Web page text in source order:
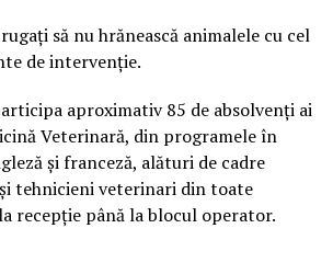
să nu hrănească animalele cu cel
de intervenție.
aproximativ 85 de absolvenți ai
Veterinară, din programele în
și franceză, alături de cadre
tehnicieni veterinari din toate
recepție până la blocul operator.